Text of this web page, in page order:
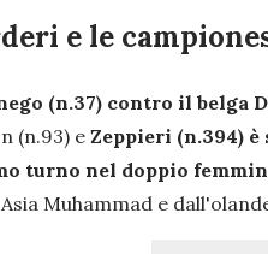
e le
(n.37) contro il belga
(n.93) e Zeppieri (n.394)
turno nel doppio
Muhammad e